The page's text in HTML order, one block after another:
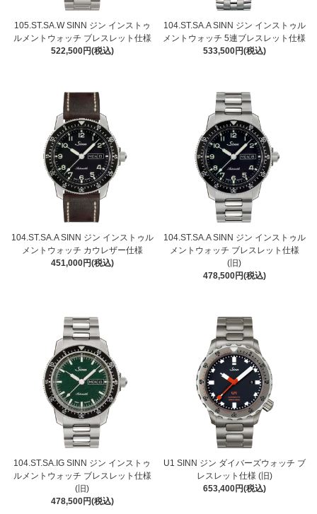
105.ST.SA.W SINN ジン インストゥ
ルメントウォッチ ブレスレット仕様
522,500円(税込)
104.ST.SA.A SINN ジン インストゥル
メントウォッチ 5連ブレスレット仕様
533,500円(税込)
104.ST.SA.A SINN ジン インストゥル
メントウォッチ カウレザー仕様
451,000円(税込)
104.ST.SA.A SINN ジン インストゥル
メントウォッチ ブレスレット仕様
(旧)
478,500円(税込)
104.ST.SA.IG SINN ジン インストゥ
ルメントウォッチ ブレスレット仕様
(旧)
478,500円(税込)
U1 SINN ジン ダイバーズウォッチ ブ
レスレット仕様 (旧)
653,400円(税込)